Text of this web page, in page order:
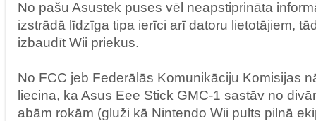
No pašu Asustek puses vēl neapstiprināta
izstrādā līdzīga tipa ierīci arī datoru lietotājiem,
izbaudīt Wii priekus.
No FCC jeb Federālās Komunikāciju Komisijas
liecina, ka Asus Eee Stick GMC-1 sastāv no
abām rokām (gluži kā Nintendo Wii pults pilnā